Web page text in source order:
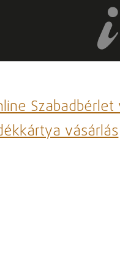
Szabadbérlet
vásárlás